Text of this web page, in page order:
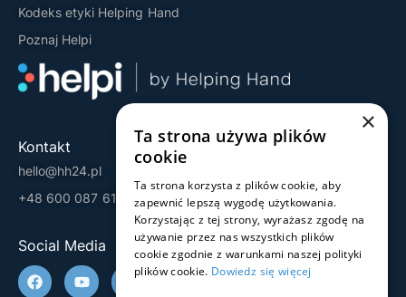
Kodeks etyki Helping Hand
Poznaj Helpi
Kontakt
hello@hh24.pl
+48 600 087 613
Social Media
×
Ta strona używa plików
cookie
Ta strona korzysta z plików cookie, aby
zapewnić lepszą wygodę użytkowania.
Korzystając z tej strony, wyrażasz zgodę na
używanie przez nas wszystkich plików
cookie zgodnie z warunkami naszej polityki
plików cookie. Dowiedz się więcej